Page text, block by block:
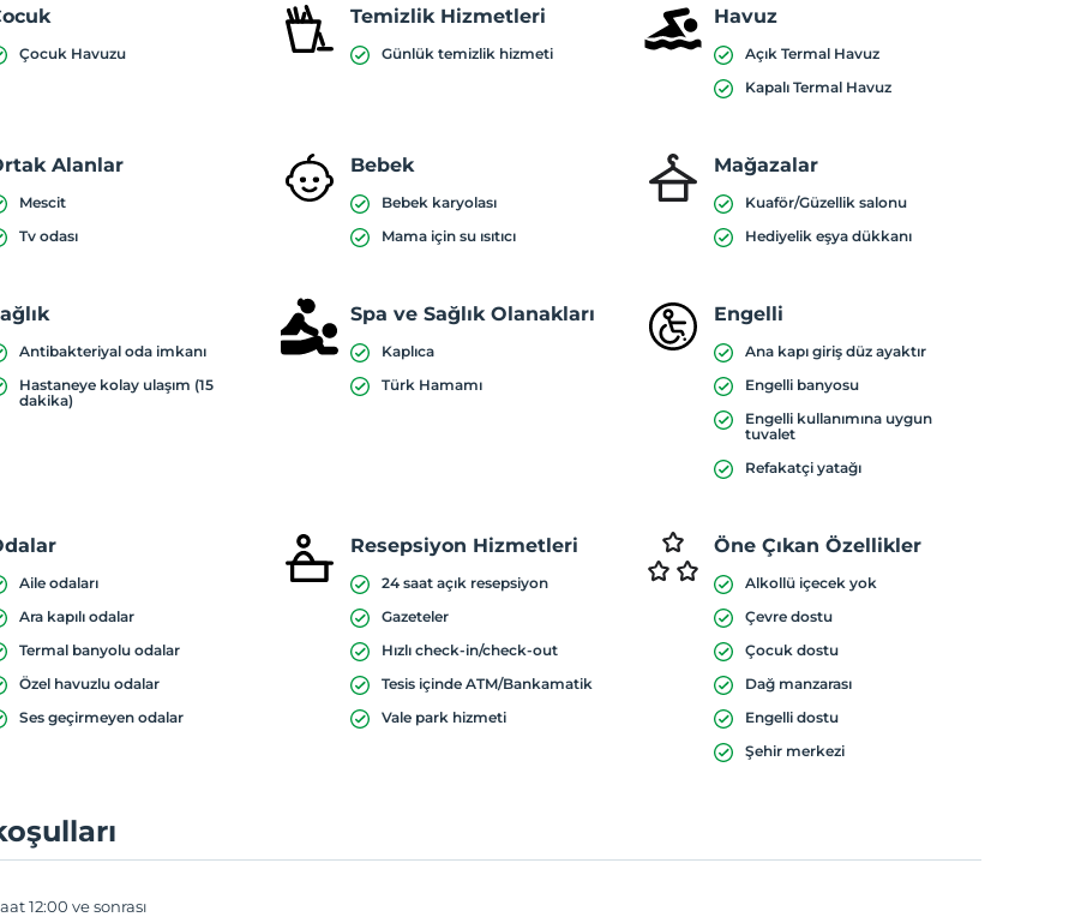
Çocuk Havuzu
Temizlik Hizmetleri
Günlük temizlik hizmeti
Havuz
Açık Termal Havuz
Kapalı Termal Havuz
Alanlar
Mescit
Tv odası
Bebek
Bebek karyolası
Mama için su ısıtıcı
Mağazalar
Kuaför/Güzellik salonu
Hediyelik eşya dükkanı
Antibakteriyal oda imkanı
Hastaneye kolay ulaşım (15
dakika)
Spa ve Sağlık Olanakları
Kaplıca
Türk Hamamı
Engelli
Ana kapı giriş düz ayaktır
Engelli banyosu
Engelli kullanımına uygun
tuvalet
Refakatçi yatağı
Aile odaları
Ara kapılı odalar
Termal banyolu odalar
Özel havuzlu odalar
Ses geçirmeyen odalar
Resepsiyon Hizmetleri
24 saat açık resepsiyon
Gazeteler
Hızlı check-in/check-out
Tesis içinde ATM/Bankamatik
Vale park hizmeti
Öne Çıkan Özellikler
Alkollü içecek yok
Çevre dostu
Çocuk dostu
Dağ manzarası
Engelli dostu
Şehir merkezi
12:00 ve sonrası